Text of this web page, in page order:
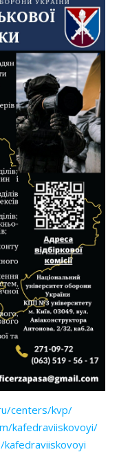
centers/kvp/
kafedraviiskovoyi/